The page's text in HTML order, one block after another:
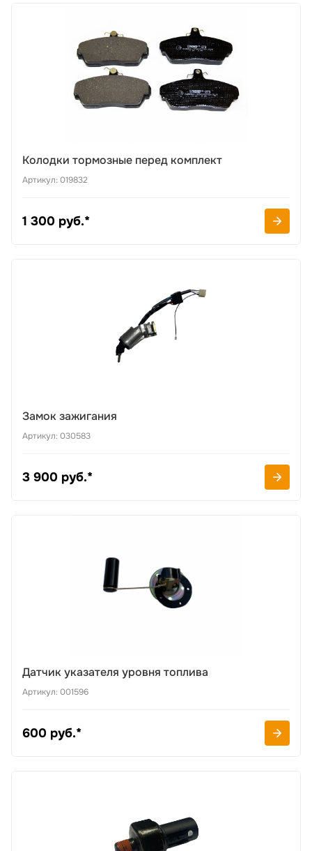
Колодки тормозные перед комплект
Артикул: 019832
1 300 руб.*
Замок зажигания
Артикул: 030583
3 900 руб.*
Датчик указателя уровня топлива
Артикул: 001596
600 руб.*